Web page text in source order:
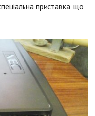
приставка, що